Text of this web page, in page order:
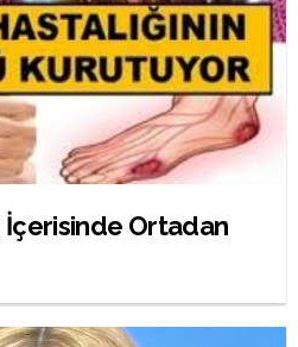
İçerisinde Ortadan